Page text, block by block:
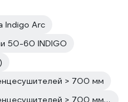
Indigo Arc
50-60 INDIGO
> 700 мм
Лесенка для водяных полотенцесушителей > 700 мм Нержавеющие